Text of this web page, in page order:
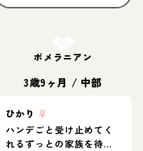
ポメラニアン
3歳9ヶ月 / 中部
ひかり ♀
ハンデごと受け止めてく
れるずっとの家族を待っ